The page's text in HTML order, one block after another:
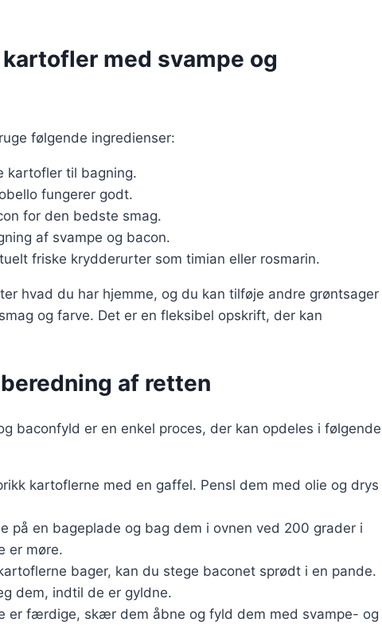
med svampe og
følgende ingredienser:
kartofler til bagning.
fungerer godt.
for den bedste smag.
af svampe og bacon.
friske krydderurter som timian eller rosmarin.
hvad du har hjemme, og du kan tilføje andre grøntsager
og farve. Det er en fleksibel opskrift, der kan
af retten
baconfyld er en enkel proces, der kan opdeles i følgende
kartoflerne med en gaffel. Pensl dem med olie og drys
på en bageplade og bag dem i ovnen ved 200 grader i
er møre.
bager, kan du stege baconet sprødt i en pande.
dem, indtil de er gyldne.
er færdige, skær dem åbne og fyld dem med svampe- og